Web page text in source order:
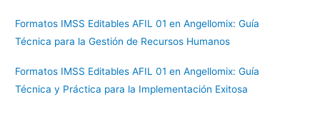
Formatos IMSS Editables AFIL 01 en Angellomix: Guía
Técnica para la Gestión de Recursos Humanos
Formatos IMSS Editables AFIL 01 en Angellomix: Guía
Técnica y Práctica para la Implementación Exitosa